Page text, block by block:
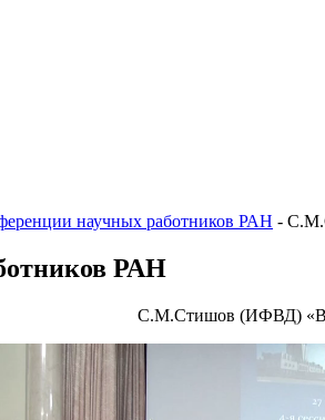
научных работников РАН -
РАН
С.М.Стишов (ИФВД)